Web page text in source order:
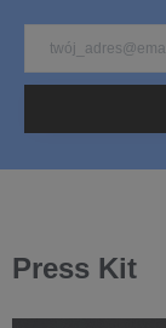
Press Kit